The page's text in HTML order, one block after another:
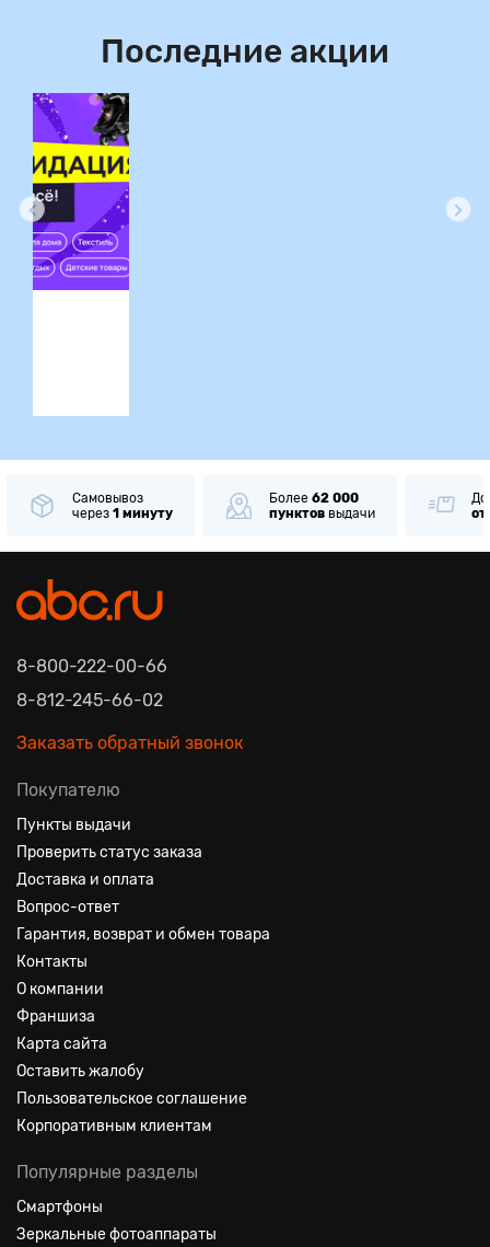
Последние акции
Самовывоз
через 1 минуту
Более 62 000
пунктов выдачи
8-800-222-00-66
8-812-245-66-02
Заказать обратный звонок
Покупателю
Пункты выдачи
Проверить статус заказа
Доставка и оплата
Вопрос-ответ
Гарантия, возврат и обмен товара
Контакты
О компании
Франшиза
Карта сайта
Оставить жалобу
Пользовательское соглашение
Корпоративным клиентам
Популярные разделы
Смартфоны
Зеркальные фотоаппараты